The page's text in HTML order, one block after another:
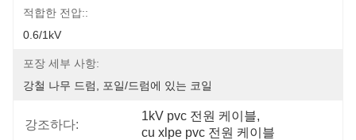
적합한 전압::
0.6/1kV
포장 세부 사항:
강철 나무 드럼, 포일/드럼에 있는 코일
강조하다:
1kV pvc 전원 케이블,
cu xlpe pvc 전원 케이블